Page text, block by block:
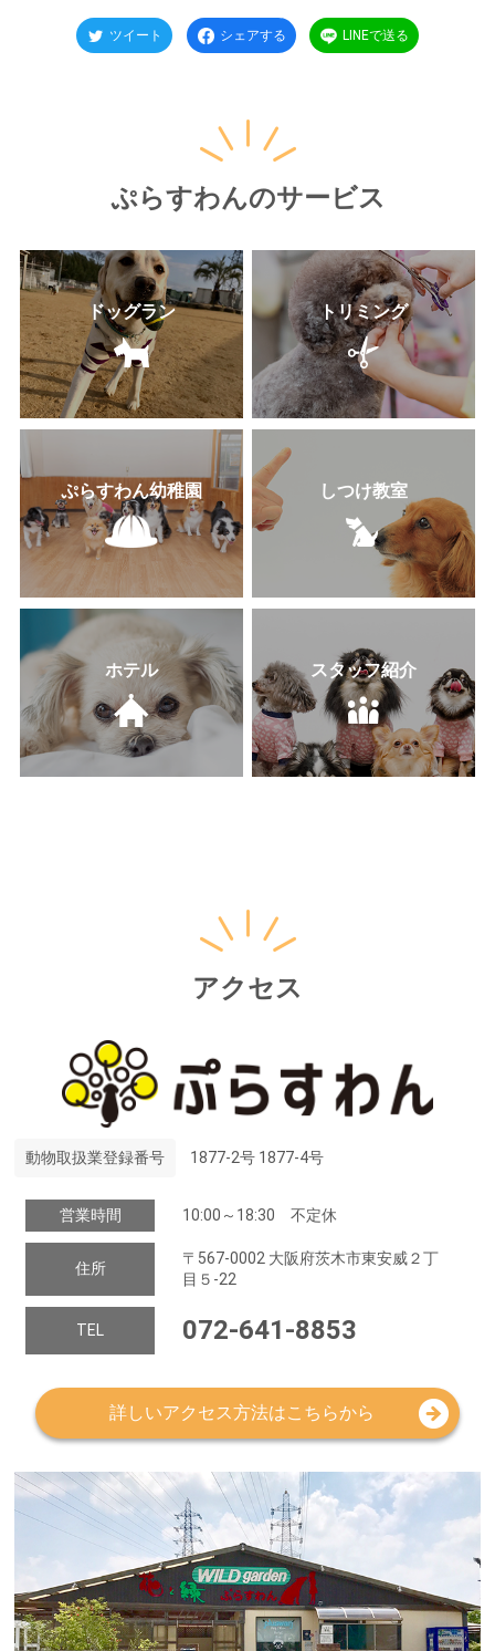
ツイート シェアする LINEで送る
ぷらすわんのサービス
ドッグラン トリミング
ぷらすわん幼稚園 しつけ教室
ホテル スタッフ紹介
アクセス
動物取扱業登録番号 1877-2号 1877-4号
営業時間 10:00～18:30 不定休
住所
〒567-0002 大阪府茨木市東安威２丁
目５-22
TEL 072-641-8853
詳しいアクセス方法はこちらから